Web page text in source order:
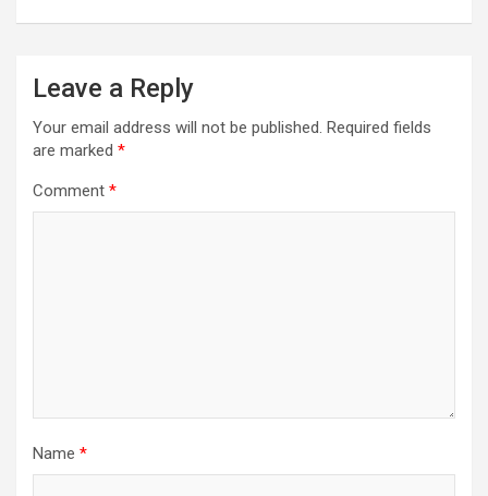
Leave a Reply
Your email address will not be published. Required fields
are marked *
Comment *
Name *